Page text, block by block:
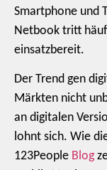
Smartphone und
Netbook tritt
einsatzbereit.
Der Trend gen
Märkten nicht
an digitalen
lohnt sich. Wie
123People Blog